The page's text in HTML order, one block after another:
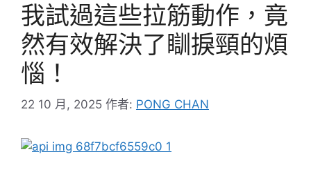
我試過這些拉筋動作，竟
然有效解決了瞓捩頸的煩
惱！
22 10 月, 2025 作者: PONG CHAN